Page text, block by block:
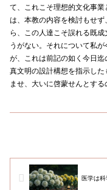
て、これこそ理想的文化事
は、本教の内容を検討もせ
ら、この人達こそ誤れる既
うがない。それについて私
が、これは前記の如く今日
真文明の設計構想を指示し
ませ、大いに啓蒙せんとする
医学は